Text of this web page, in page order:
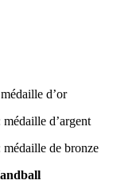
d’or
d’argent
de bronze